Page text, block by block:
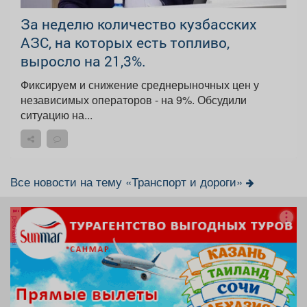
За неделю количество кузбасских
АЗС, на которых есть топливо,
выросло на 21,3%.
Фиксируем и снижение среднерыночных цен у
независимых операторов - на 9%. Обсудили
ситуацию на...
Все новости на тему «Транспорт и дороги»
реклама